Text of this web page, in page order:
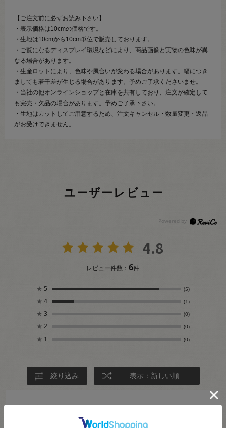
【ご注文前に必ずお読み下さい】
・表示価格は10cmの価格です。
・生地は10cmから10cm単位で販売しております。
・ご覧になるディスプレイ環境などにより、商品画像と実物の色味が異
なる場合があります。
・生産ロットにより、色味や風合いが変わる場合があります。幅につき
ましても若干差が生じる場合があります。予めご了承くださいませ。
・当社の他オンラインショップと在庫を共有しており、注文が確定して
も完売・欠品の場合があります。予めご了承下さい。
・生地はカットしてご用意するため、注文キャンセル・数量変更・返品
がお受けできません。
ユーザーレビュー
4.8
レビュー件数：6件
★ 5 (5)
★ 4 (1)
★ 3 (0)
★ 2 (0)
★ 1 (0)
絞り込み 表示：新しい順